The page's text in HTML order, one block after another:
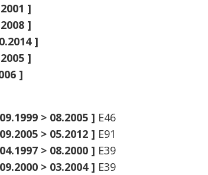
]
]
]
]
]
> 08.2005 ] E46
> 05.2012 ] E91
> 08.2000 ] E39
> 03.2004 ] E39